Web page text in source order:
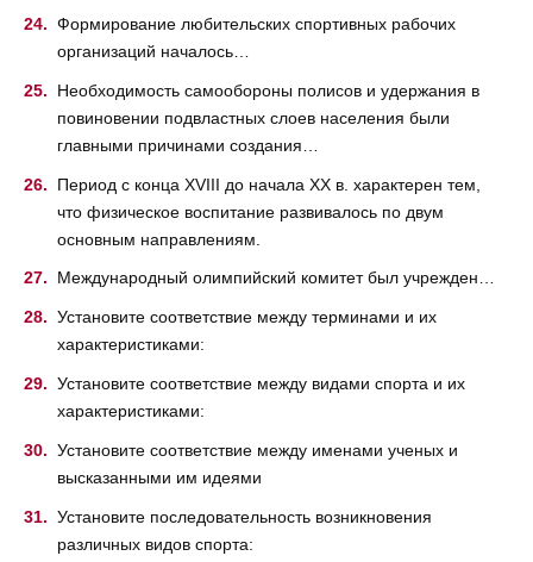
Формирование любительских спортивных рабочих
организаций началось…
Необходимость самообороны полисов и удержания в
повиновении подвластных слоев населения были
главными причинами создания…
Период с конца XVIII до начала XX в. характерен тем,
что физическое воспитание развивалось по двум
основным направлениям.
Международный олимпийский комитет был учрежден…
Установите соответствие между терминами и их
характеристиками:
Установите соответствие между видами спорта и их
характеристиками:
Установите соответствие между именами ученых и
высказанными им идеями
Установите последовательность возникновения
различных видов спорта: